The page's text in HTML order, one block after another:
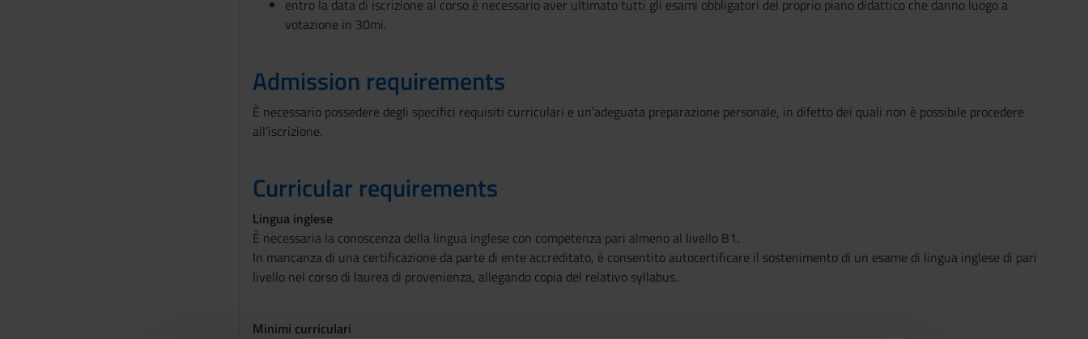
entro la data di iscrizione al corso è necessario aver ultimato tutti gli esami obbligatori del proprio piano didattico che danno luogo a
votazione in 30mi.
Admission requirements
È necessario possedere degli specifici requisiti curriculari e un’adeguata preparazione personale, in difetto dei quali non è possibile procedere
all’iscrizione.
Curricular requirements
Lingua inglese
È necessaria la conoscenza della lingua inglese con competenza pari almeno al livello B1.
In mancanza di una certificazione da parte di ente accreditato, è consentito autocertificare il sostenimento di un esame di lingua inglese di pari
livello nel corso di laurea di provenienza, allegando copia del relativo syllabus.
Minimi curriculari